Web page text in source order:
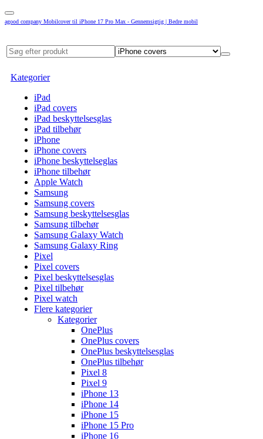
agood company Mobilcover til iPhone 17 Pro Max - Gennemsigtig | Bedre mobil
Kategorier
iPad
iPad covers
iPad beskyttelsesglas
iPad tilbehør
iPhone
iPhone covers
iPhone beskyttelseglas
iPhone tilbehør
Apple Watch
Samsung
Samsung covers
Samsung beskyttelsesglas
Samsung tilbehør
Samsung Galaxy Watch
Samsung Galaxy Ring
Pixel
Pixel covers
Pixel beskyttelsesglas
Pixel tilbehør
Pixel watch
Flere kategorier
Kategorier
OnePlus
OnePlus covers
OnePlus beskyttelsesglas
OnePlus tilbehør
Pixel 8
Pixel 9
iPhone 13
iPhone 14
iPhone 15
iPhone 15 Pro
iPhone 16